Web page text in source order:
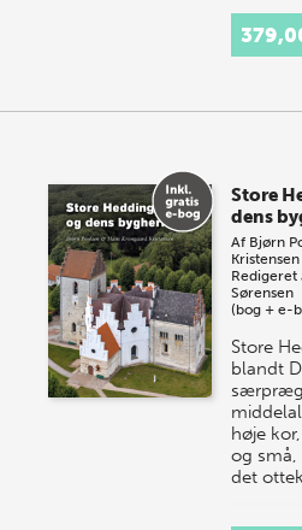
Store
dens
Af Bjørn
Kristensen
Redigeret
Sørensen
(bog + e-
Store
blandt
høje
og
det